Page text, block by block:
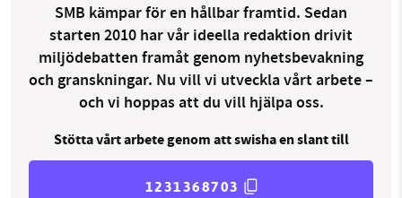
SMB kämpar för en hållbar framtid. Sedan
starten 2010 har vår ideella redaktion drivit
miljödebatten framåt genom nyhetsbevakning
och granskningar. Nu vill vi utveckla vårt arbete –
och vi hoppas att du vill hjälpa oss.
Stötta vårt arbete genom att swisha en slant till
1231368703